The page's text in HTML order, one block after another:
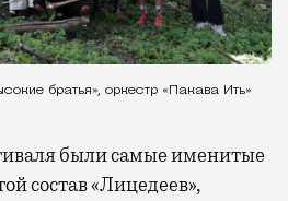
братья», оркестр «Пакава Ить»
были самые именитые
состав «Лицедеев»,